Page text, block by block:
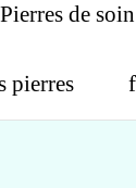
Pierres de soin
pierres